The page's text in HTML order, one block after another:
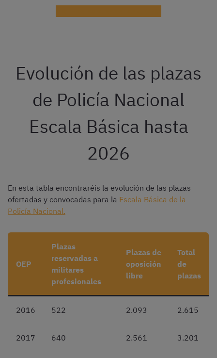
Evolución de las plazas
de Policía Nacional
Escala Básica hasta
2026
En esta tabla encontraréis la evolución de las plazas
ofertadas y convocadas para la Escala Básica de la
Policía Nacional.
OEP
Plazas
reservadas a
militares
profesionales
Plazas de
oposición
libre
Total
de
plazas
2016 522 2.093 2.615
2017 640 2.561 3.201